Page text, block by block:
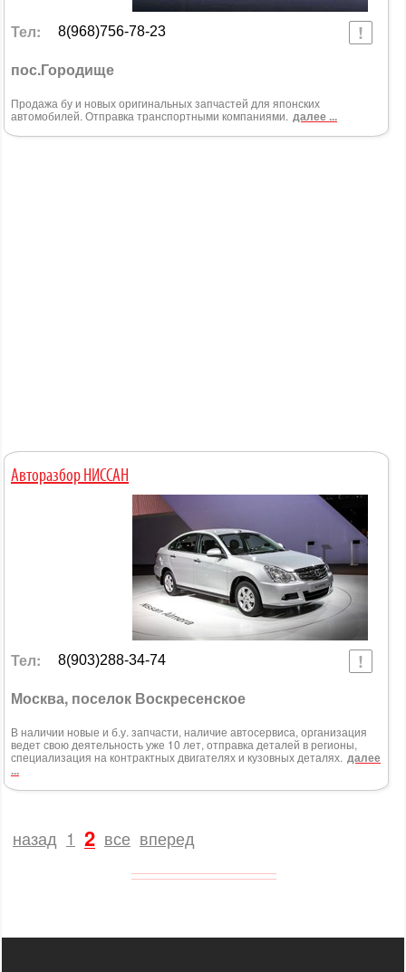
Тел: 8(968)756-78-23
пос.Городище
Продажа бу и новых оригинальных запчастей для японских
автомобилей. Отправка транспортными компаниями. далее ...
Авторазбор НИССАН
Тел: 8(903)288-34-74
Москва, поселок Воскресенское
В наличии новые и б.у. запчасти, наличие автосервиса, организация
ведет свою деятельность уже 10 лет, отправка деталей в регионы,
специализация на контрактных двигателях и кузовных деталях. далее
...
назад 1 2 все вперед